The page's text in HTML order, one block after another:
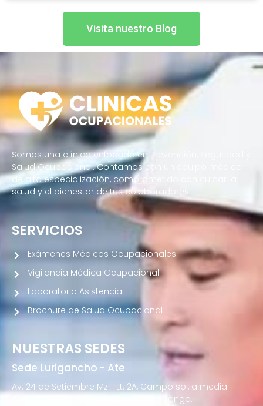
Visita nuestro Blog
Somos una clínica enfocada en Prevención, Seguridad y
Salud Ocupacional. Contamos con un equipo médico
de alta especialización, comprometido con cuidar la
salud y el bienestar de tus colaboradores.
NUESTRAS SEDES
Sede Lurigancho - Ate
Av. 24 de Setiembre Mz. I Lt. 2A, Campo sol, a media
cuadra del Paradero Cabana, Carapongo.
SERVICIOS
Exámenes Médicos Ocupacionales
Vigilancia Médica Ocupacional
Laboratorio Asistencial
Brochure de Salud Ocupacional